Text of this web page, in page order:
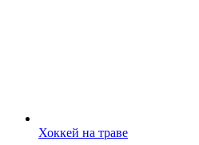
Хоккей на траве